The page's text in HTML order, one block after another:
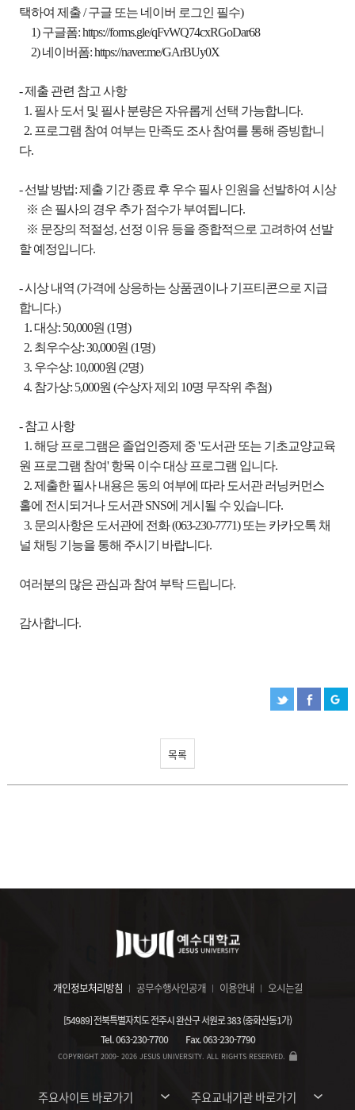
택하여 제출 / 구글 또는 네이버 로그인 필수)
1) 구글폼:https://forms.gle/qFvWQ74cxRGoDar68
2) 네이버폼:https://naver.me/GArBUy0X
- 제출 관련 참고 사항
1. 필사 도서 및 필사 분량은 자유롭게 선택 가능합니다.
2. 프로그램 참여 여부는 만족도 조사 참여를 통해 증빙합니
다.
- 선발 방법: 제출 기간 종료 후 우수 필사 인원을 선발하여 시상
※ 손 필사의 경우 추가 점수가 부여됩니다.
※ 문장의 적절성, 선정 이유 등을 종합적으로 고려하여 선발
할 예정입니다.
- 시상 내역 (가격에 상응하는 상품권이나 기프티콘으로 지급
합니다.)
1. 대상: 50,000원 (1명)
2. 최우수상: 30,000원 (1명)
3. 우수상: 10,000원 (2명)
4. 참가상: 5,000원 (수상자 제외 10명 무작위 추첨)
- 참고 사항
1. 해당 프로그램은 졸업인증제 중 '도서관 또는 기초교양교육
원 프로그램 참여' 항목 이수 대상 프로그램 입니다.
2. 제출한 필사 내용은 동의 여부에 따라 도서관 러닝커먼스
홀에 전시되거나 도서관 SNS에 게시될 수 있습니다.
3. 문의사항은 도서관에 전화 (063-230-7771) 또는 카카오톡 채
널 채팅 기능을 통해 주시기 바랍니다.
여러분의 많은 관심과 참여 부탁 드립니다.
감사합니다.
목록
개인정보처리방침 공무수행사인공개 이용안내 오시는길
[54989] 전북특별자치도 전주시 완산구 서원로 383 (중화산동1가)
Tel.063-230-7700 Fax.063-230-7790
COPYRIGHT 2009- 2026 JESUS UNIVERSITY. ALL RIGHTS RESERVED.